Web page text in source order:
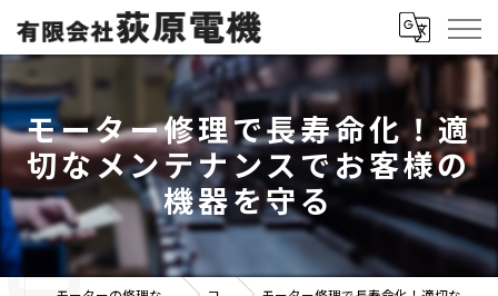
モーター修理で長寿命化！適
切なメンテナンスでお客様の
機器を守る